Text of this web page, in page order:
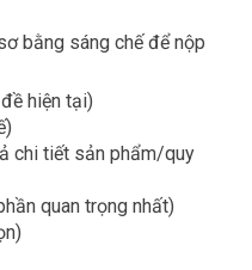
bằng sáng chế để nộp
hiện tại)
chi tiết sản phẩm/quy
quan trọng nhất)